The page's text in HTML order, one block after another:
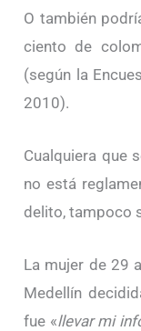
O también
ciento de
(según la
2010).
Cualquiera que
no está
delito, tampoco
La mujer de 29
Medellín
fue «llevar mi